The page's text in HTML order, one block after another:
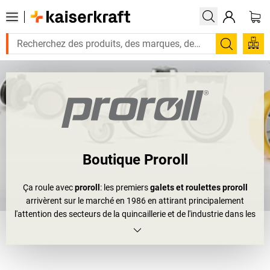
Boutique Proroll
Ça roule avecproroll : les premiersgalets et roulettes proroll
arrivèrent sur le marché en 1986 en attirant principalement
l'attention des secteurs de la quincaillerie et de l'industrie dans les
deux années qui suivirent. Après les déménagements et